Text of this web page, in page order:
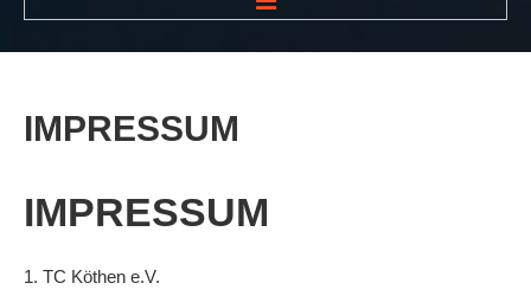
VEREIN
Das Clubhaus
IMPRESSUM
IMPRESSUM
1. TC Köthen e.V.